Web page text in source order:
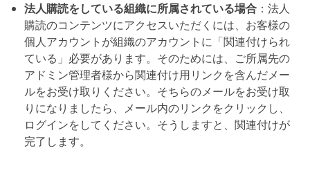
法人購読をしている組織に所属されている場合 ：法人
購読のコンテンツにアクセスいただくには、お客様の
個人アカウントが組織のアカウントに「関連付けられ
ている」必要があります。そのためには、ご所属先の
アドミン管理者様から関連付け用リンクを含んだメー
ルをお受け取りください。そちらのメールをお受け取
りになりましたら、メール内のリンクをクリックし、
ログインをしてください。そうしますと、関連付けが
完了します。